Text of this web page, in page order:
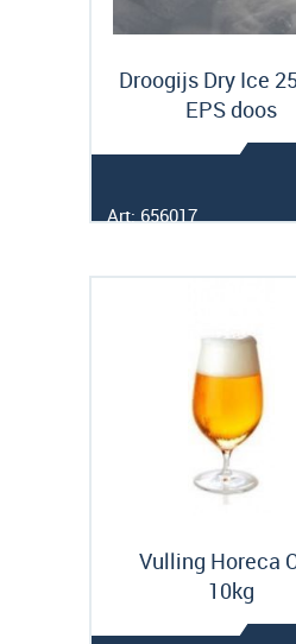
Droogijs Dry Ice
EPS doos
Art: 656017
Vulling Horeca
10kg